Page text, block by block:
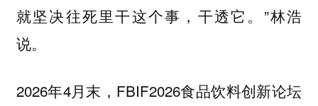
就坚决往死里干这个事，干透它。”林浩
说。
2026年4月末，FBIF2026食品饮料创新论坛